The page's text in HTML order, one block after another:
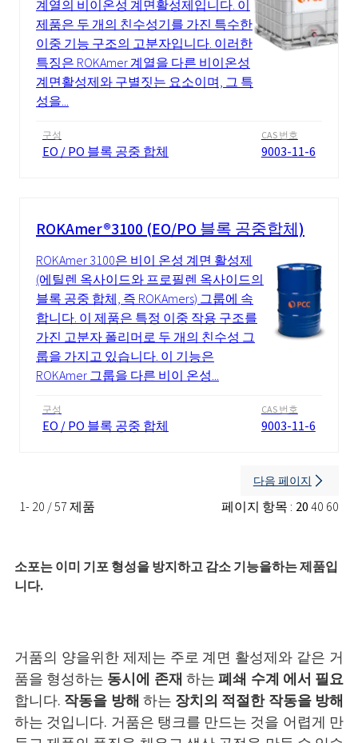
계열의 비이온성 계면활성제입니다. 이
제품은 두 개의 친수성기를 가진 특수한
이중 기능 구조의 고분자입니다. 이러한
특징은 ROKAmer 계열을 다른 비이온성
계면활성제와 구별짓는 요소이며, 그 특
성을...
구성
EO / PO 블록 공중 합체
CAS 번호
9003-11-6
ROKAmer®3100 (EO/PO 블록 공중합체)
ROKAmer 3100은 비이 온성 계면 활성제
(에틸렌 옥사이드와 프로필렌 옥사이드의
블록 공중 합체, 즉 ROKAmers) 그룹에 속
합니다. 이 제품은 특정 이중 작용 구조를
가진 고분자 폴리머로 두 개의 친수성 그
룹을 가지고 있습니다. 이 기능은
ROKAmer 그룹을 다른 비이 온성...
구성
EO / PO 블록 공중 합체
CAS 번호
9003-11-6
1- 20 / 57 제품 페이지 항목 : 2040 60
다음 페이지
소포는 이미 기포 형성을 방지하고 감소 기능을하는 제품입
니다.
거품의 양을위한 제제는 주로 계면 활성제와 같은 거
품을 형성하는 동시에 존재 하는폐쇄 수계 에서 필요
합니다. 작동을 방해 하는 장치의 적절한 작동을 방해
하는 것입니다. 거품은 탱크를 만드는 것을 어렵게 만